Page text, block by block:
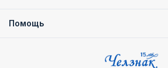
Помощь